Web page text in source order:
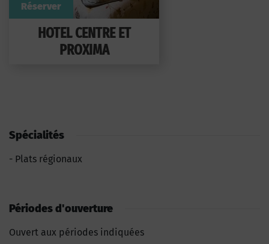
HOTEL CENTRE ET
PROXIMA
Réserver
Spécialités
Plats régionaux
Périodes d'ouverture
Ouvert aux périodes indiquées